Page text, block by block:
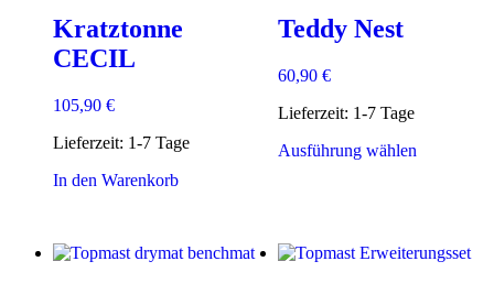
Kratztonne
CECIL
105,90 €
Lieferzeit: 1-7 Tage
In den Warenkorb
Teddy Nest
60,90 €
Lieferzeit: 1-7 Tage
Ausführung wählenDieses
auf.
Die